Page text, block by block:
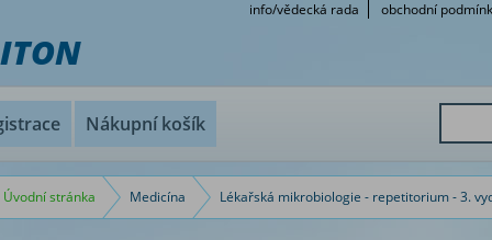
info/vědecká rada obchodní
Nákupní košík
Úvodní stránka Medicína Lékařská mikrobiologie - repetitorium - 3.